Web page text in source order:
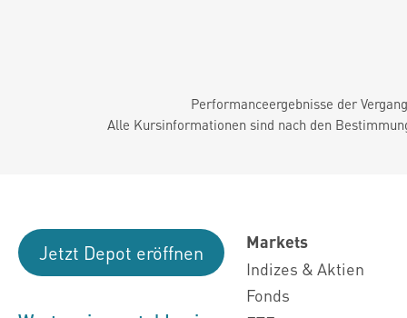
Performanceergebnisse der
Alle Kursinformationen sind nach den
Jetzt Depot eröffnen
Markets
Indizes & Aktien
Fonds